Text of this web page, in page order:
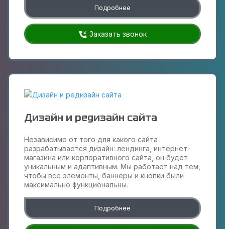
Подробнее
Заказать звонок
Дизайн и редизайн сайта
Независимо от того для какого сайта
разрабатывается дизайн: лендинга, интернет-
магазина или корпоративного сайта, он будет
уникальным и адаптивным. Мы работает над тем,
чтобы все элементы, баннеры и кнопки были
максимально функциональны.
Подробнее